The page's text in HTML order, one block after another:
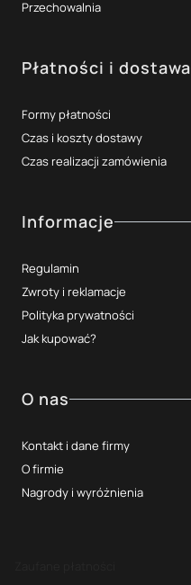
Przechowalnia
Płatności i dostawa
Formy płatności
Czas i koszty dostawy
Czas realizacji zamówienia
Informacje
Regulamin
Zwroty i reklamacje
Polityka prywatności
Jak kupować?
O nas
Kontakt i dane firmy
O firmie
Nagrody i wyróżnienia